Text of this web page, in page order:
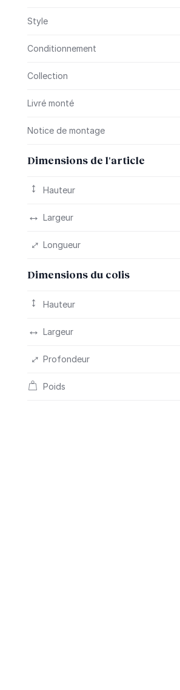
Style
Conditionnement
Collection
Livré monté
Notice de montage
Dimensions de l'article
Hauteur
Largeur
Longueur
Dimensions du colis
Hauteur
Largeur
Profondeur
Poids